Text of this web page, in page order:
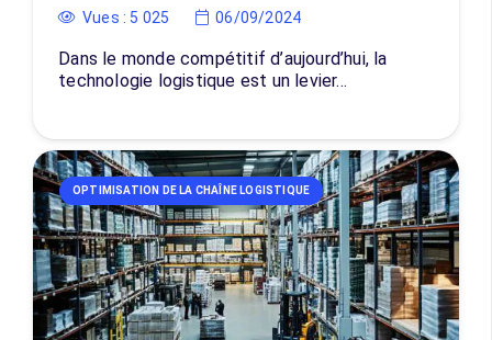
Vues : 5 025 06/09/2024
Dans le monde compétitif d’aujourd’hui, la
technologie logistique est un levier…
OPTIMISATION DE LA CHAÎNE LOGISTIQUE